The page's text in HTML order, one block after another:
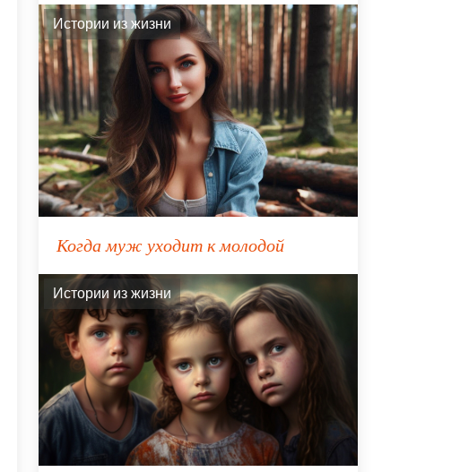
Истории из жизни
Когда муж уходит к молодой
Истории из жизни